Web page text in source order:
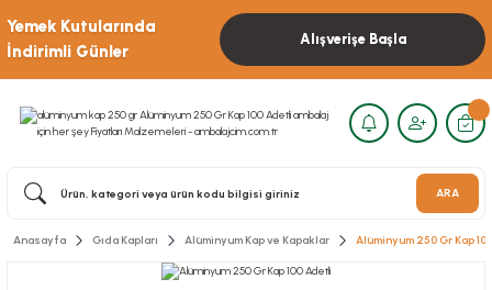
Yemek Kutularında
İndirimli Günler
Alışverişe Başla
ARA
Anasayfa Gıda Kapları Alüminyum Kap ve Kapaklar Alüminyum 250 Gr Kap